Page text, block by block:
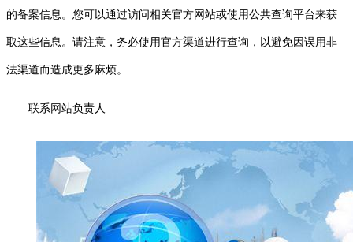
的备案信息。您可以通过访问相关官方网站或使用公共查询平台来获
取这些信息。请注意，务必使用官方渠道进行查询，以避免因误用非
法渠道而造成更多麻烦。
联系网站负责人